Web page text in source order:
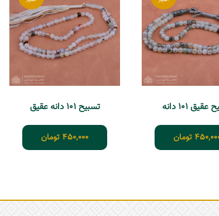
101 دانه
تومان
تسبیح 101 دانه عقیق
450,000 تومان